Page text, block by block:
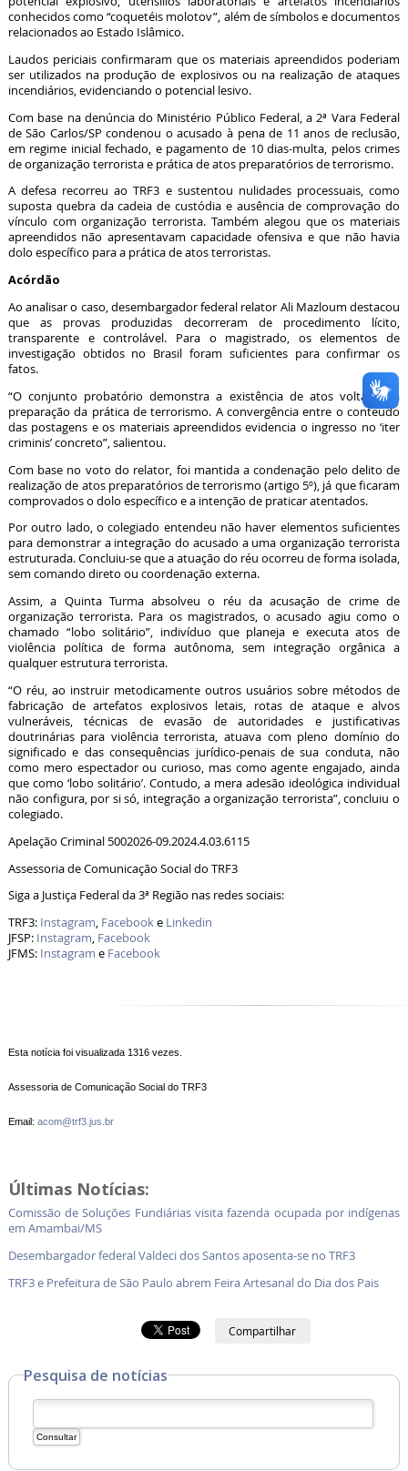
conhecidos como “coquetéis molotov”, além de símbolos e documentos
relacionados ao Estado Islâmico.
Laudos periciais confirmaram que os materiais apreendidos poderiam
ser utilizados na produção de explosivos ou na realização de ataques
incendiários, evidenciando o potencial lesivo.
Com base na denúncia do Ministério Público Federal, a 2ª Vara Federal
de São Carlos/SP condenou o acusado à pena de 11 anos de reclusão,
em regime inicial fechado, e pagamento de 10 dias-multa, pelos crimes
de organização terrorista e prática de atos preparatórios de terrorismo.
A defesa recorreu ao TRF3 e sustentou nulidades processuais, como
suposta quebra da cadeia de custódia e ausência de comprovação do
vínculo com organização terrorista. Também alegou que os materiais
apreendidos não apresentavam capacidade ofensiva e que não havia
dolo específico para a prática de atos terroristas.
Acórdão
Ao analisar o caso, desembargador federal relator Ali Mazloum destacou
que as provas produzidas decorreram de procedimento lícito,
transparente e controlável. Para o magistrado, os elementos de
investigação obtidos no Brasil foram suficientes para confirmar os
fatos.
“O conjunto probatório demonstra a existência de atos voltados à
preparação da prática de terrorismo. A convergência entre o conteúdo
das postagens e os materiais apreendidos evidencia o ingresso no ‘iter
criminis’ concreto”, salientou.
Com base no voto do relator, foi mantida a condenação pelo delito de
realização de atos preparatórios de terrorismo (artigo 5º), já que ficaram
comprovados o dolo específico e a intenção de praticar atentados.
Por outro lado, o colegiado entendeu não haver elementos suficientes
para demonstrar a integração do acusado a uma organização terrorista
estruturada. Concluiu-se que a atuação do réu ocorreu de forma isolada,
sem comando direto ou coordenação externa.
Assim, a Quinta Turma absolveu o réu da acusação de crime de
organização terrorista. Para os magistrados, o acusado agiu como o
chamado “lobo solitário”, indivíduo que planeja e executa atos de
violência política de forma autônoma, sem integração orgânica a
qualquer estrutura terrorista.
“O réu, ao instruir metodicamente outros usuários sobre métodos de
fabricação de artefatos explosivos letais, rotas de ataque e alvos
vulneráveis, técnicas de evasão de autoridades e justificativas
doutrinárias para violência terrorista, atuava com pleno domínio do
significado e das consequências jurídico-penais de sua conduta, não
como mero espectador ou curioso, mas como agente engajado, ainda
que como ‘lobo solitário’. Contudo, a mera adesão ideológica individual
não configura, por si só, integração a organização terrorista”, concluiu o
colegiado.
Apelação Criminal 5002026-09.2024.4.03.6115
Assessoria de Comunicação Social do TRF3
Siga a Justiça Federal da 3ª Região nas redes sociais:
TRF3: Instagram, Facebooke Linkedin
JFSP: Instagram, Facebook
JFMS: Instagram e Facebook
Esta notícia foi visualizada 1316 vezes.
Assessoria de Comunicação Social do TRF3
Email: acom@trf3.jus.br
Últimas Notícias:
Comissão de Soluções Fundiárias visita fazenda ocupada por indígenas
em Amambai/MS
Desembargador federal Valdeci dos Santos aposenta-se no TRF3
TRF3 e Prefeitura de São Paulo abrem Feira Artesanal do Dia dos Pais
Compartilhar
Pesquisa de notícias